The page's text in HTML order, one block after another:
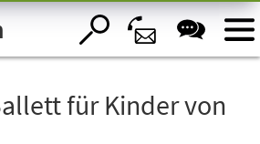
für Kinder von